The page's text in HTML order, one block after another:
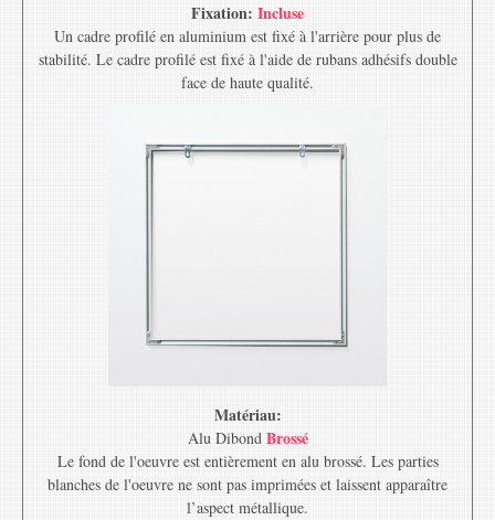
Fixation: Incluse
Un cadre profilé en aluminium est fixé à l'arrière pour plus de
stabilité. Le cadre profilé est fixé à l'aide de rubans adhésifs double
face de haute qualité.
Matériau:
Alu Dibond Brossé
Le fond de l'oeuvre est entièrement en alu brossé. Les parties
blanches de l'oeuvre ne sont pas imprimées et laissent apparaître
l’aspect métallique.